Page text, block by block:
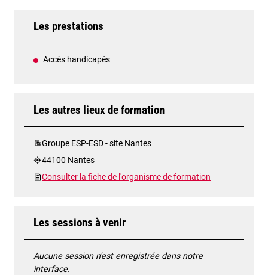
Les prestations
Accès handicapés
Les autres lieux de formation
Groupe ESP-ESD - site Nantes
44100 Nantes
Consulter la fiche de l'organisme de formation
Les sessions à venir
Aucune session n'est enregistrée dans notre
interface.